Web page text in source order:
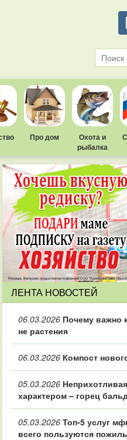
Про дом
Охота и
рыбалка
ЛЕНТА НОВОСТЕЙ
06.03.2026 Почему важно
не растения
06.03.2026 Компост
05.03.2026
характером – горец
05.03.2026 Топ‑5 услуг
всего пользуются